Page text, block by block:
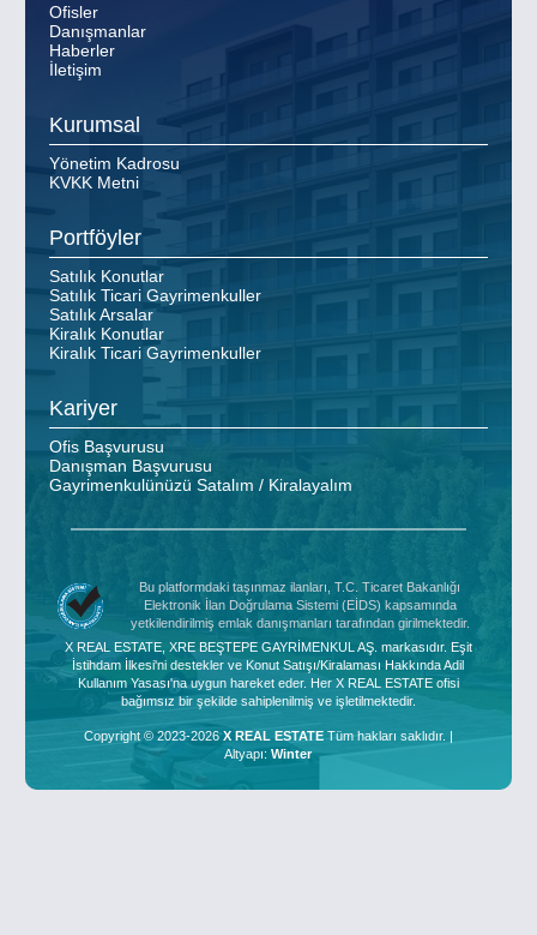
Ofisler
Danışmanlar
Haberler
İletişim
Kurumsal
Yönetim Kadrosu
KVKK Metni
Portföyler
Satılık Konutlar
Satılık Ticari Gayrimenkuller
Satılık Arsalar
Kiralık Konutlar
Kiralık Ticari Gayrimenkuller
Kariyer
Ofis Başvurusu
Danışman Başvurusu
Gayrimenkulünüzü Satalım / Kiralayalım
Bu platformdaki taşınmaz ilanları, T.C. Ticaret Bakanlığı
Elektronik İlan Doğrulama Sistemi (EİDS) kapsamında
yetkilendirilmiş emlak danışmanları tarafından girilmektedir.
X REAL ESTATE, XRE BEŞTEPE GAYRİMENKUL AŞ. markasıdır. Eşit
İstihdam İlkesi'ni destekler ve Konut Satışı/Kiralaması Hakkında Adil
Kullanım Yasası'na uygun hareket eder. Her X REAL ESTATE ofisi
bağımsız bir şekilde sahiplenilmiş ve işletilmektedir.
Copyright © 2023-2026X REAL ESTATETüm hakları saklıdır. |
Altyapı:Winter